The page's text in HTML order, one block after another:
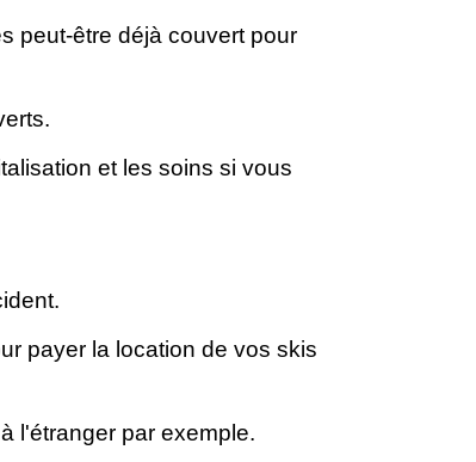
peut-être déjà couvert pour
et les soins si vous
payer la location de vos skis
l'étranger par exemple.